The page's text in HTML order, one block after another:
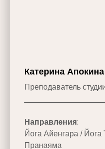
Катерина Апокина
Преподаватель
Направления:
Йога Айенгара / Йога
Пранаяма